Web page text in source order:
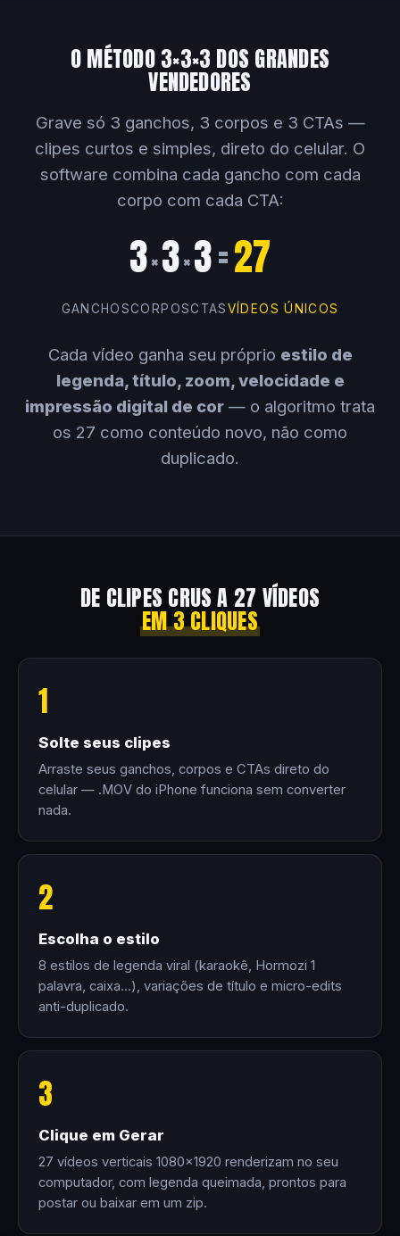
O MÉTODO 3×3×3 DOS GRANDES
VENDEDORES
Grave só 3 ganchos, 3 corpos e 3 CTAs —
clipes curtos e simples, direto do celular. O
software combina cada gancho com cada
corpo com cada CTA:
3×3×3=27
GANCHOSCORPOSCTASVÍDEOS ÚNICOS
Cada vídeo ganha seu próprio estilo de
legenda, título, zoom, velocidade e
impressão digital de cor — o algoritmo trata
os 27 como conteúdo novo, não como
duplicado.
DE CLIPES CRUS A 27 VÍDEOS
EM 3 CLIQUES
1
Solte seus clipes
Arraste seus ganchos, corpos e CTAs direto do
celular — .MOV do iPhone funciona sem converter
nada.
2
Escolha o estilo
8 estilos de legenda viral (karaokê, Hormozi 1
palavra, caixa…), variações de título e micro-edits
anti-duplicado.
3
Clique em Gerar
27 vídeos verticais 1080×1920 renderizam no seu
computador, com legenda queimada, prontos para
postar ou baixar em um zip.